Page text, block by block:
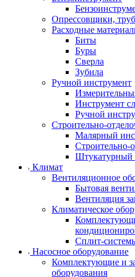
Опрессовщики,
Расходные
Биты
Буры
Сверла
Зубила
Ручной инструмент
Инструмент
Ручной
Строительно-
Малярный
Строительно-
Штукатурный
Климат
Вентиляционное
Бытовая
Вентиляция
Климатическое
Сплит-
Насосное оборудование
Комплектующие и
оборудования